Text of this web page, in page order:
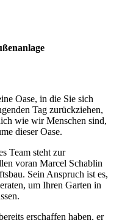
Oase, in die Sie sich
Tag zurückziehen,
wie wir Menschen sind,
dieser Oase.
Team steht zur
voran Marcel Schablin
Sein Anspruch ist es,
um Ihren Garten in
erschaffen haben, er